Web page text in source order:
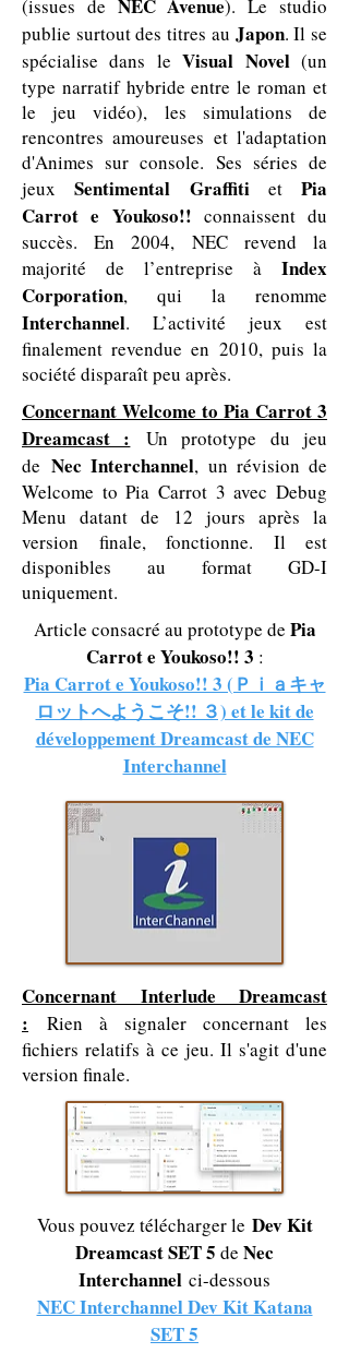
(issues de NEC Avenue). Le studio
publie surtout des titres au Japon. Il se
spécialise dans leVisual Novel(un
type narratif hybride entre le roman et
le jeu vidéo), les simulations de
rencontres amoureuses et l'adaptation
d'Animes sur console. Ses séries de
jeuxSentimental Graffitiet Pia
Carrot e Youkoso!! connaissent du
succès. En 2004, NEC revend la
majorité de l’entreprise à Index
Corporation, qui la renomme
Interchannel. L’activité jeux est
finalement revendue en 2010, puis la
société disparaît peu après.
Concernant Welcome to Pia Carrot 3
Dreamcast : Un prototype du jeu
deNec Interchannel, un révision de
Welcome to Pia Carrot 3 avec Debug
Menu datant de 12 jours après la
version finale, fonctionne. Il est
disponibles au format GD-I
uniquement.
Article consacré au prototype de Pia
Carrot e Youkoso!! 3 :
Pia Carrot e Youkoso!! 3 (Ｐｉａキャ
ロットへようこそ!! ３) et le kit de
développement Dreamcast de NEC
Interchannel
Concernant Interlude Dreamcast
: Rien à signaler concernant les
fichiers relatifs à ce jeu. Il s'agit d'une
version finale.
Vous pouvez télécharger le Dev Kit
Dreamcast SET 5 de Nec
Interchannel ci-dessous
NEC Interchannel Dev Kit Katana
SET 5